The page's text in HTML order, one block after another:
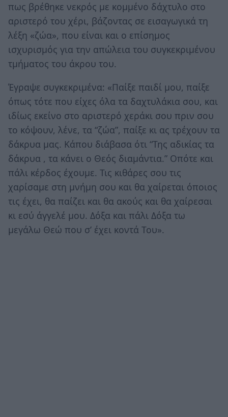
πως βρέθηκε νεκρός με κομμένο δάχτυλο στο
αριστερό του χέρι, βάζοντας σε εισαγωγικά τη
λέξη «ζώα», που είναι και ο επίσημος
ισχυρισμός για την απώλεια του συγκεκριμένου
τμήματος του άκρου του.
Έγραψε συγκεκριμένα: «Παίξε παιδί μου, παίξε
όπως τότε που είχες όλα τα δαχτυλάκια σου, και
ιδίως εκείνο στο αριστερό χεράκι σου πριν σου
το κόψουν, λένε, τα “ζώα”, παίξε κι ας τρέχουν τα
δάκρυα μας. Κάπου διάβασα ότι “Της αδικίας τα
δάκρυα , τα κάνει ο Θεός διαμάντια.” Οπότε και
πάλι κέρδος έχουμε. Τις κιθάρες σου τις
χαρίσαμε στη μνήμη σου και θα χαίρεται όποιος
τις έχει, θα παίζει και θα ακούς και θα χαίρεσαι
κι εσύ άγγελέ μου. Δόξα και πάλι Δόξα τω
μεγάλω Θεώ που σ’ έχει κοντά Του».